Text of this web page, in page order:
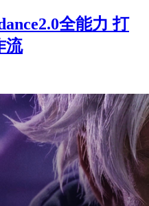
全能力 打
流